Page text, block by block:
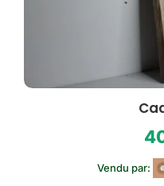
Vendu par: